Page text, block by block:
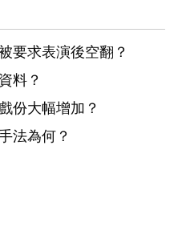
要求表演後空翻？
料？
份大幅增加？
法為何？